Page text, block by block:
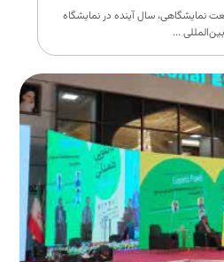
نمایشگاهی، سال آینده در نمایشگاه
بین‌المللی ...